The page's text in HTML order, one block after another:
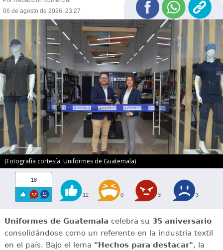
06 de agosto de 2026, 23:27
(Fotografía cortesía: Uniformes de Guatemala)
18
12 0 3 3
Uniformes de Guatemala celebra su 35 aniversario
consolidándose como un referente en la industria textil
en el país. Bajo el lema "Hechos para destacar", la